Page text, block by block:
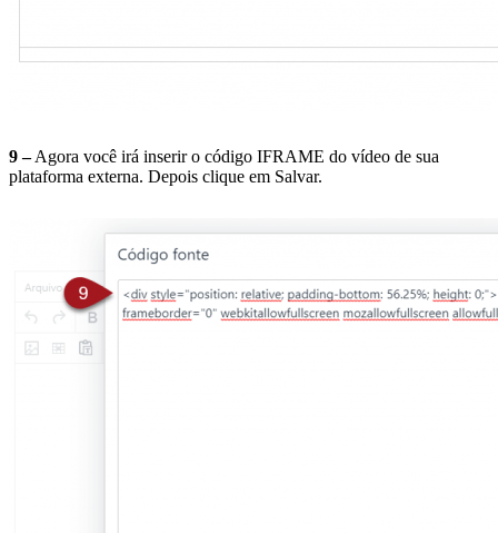
9 –Agora você irá inserir o código IFRAME do vídeo de sua
plataforma externa. Depois clique em Salvar.